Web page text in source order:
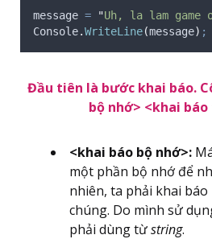
message = "Uh, la lam game
Console.WriteLine(message) ;
Đầu tiên là bước khai báo.
bộ nhớ> <khai
<khai báo bộ nhớ>:
một phần bộ nhớ để
nhiên, ta phải khai
chúng. Do mình sử
phải dùng từstring.